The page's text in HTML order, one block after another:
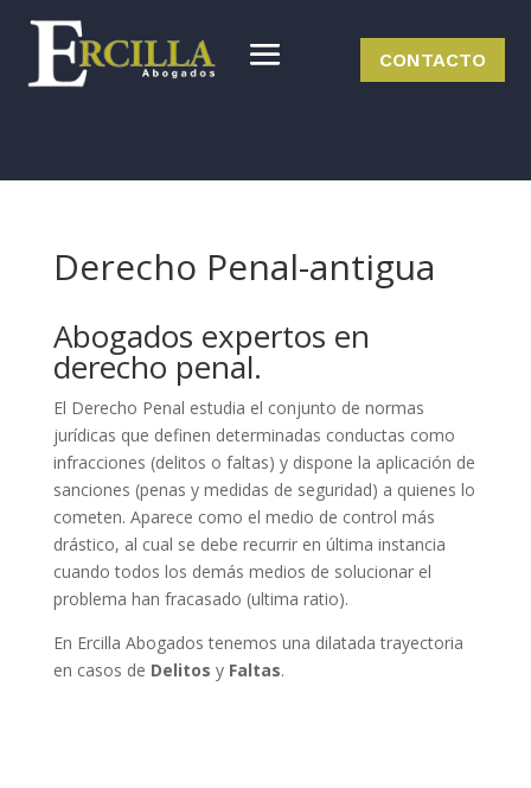
CONTACTO
Derecho Penal-antigua
Abogados expertos en
derecho penal.
El Derecho Penal estudia el conjunto de normas
jurídicas que definen determinadas conductas como
infracciones (delitos o faltas) y dispone la aplicación de
sanciones (penas y medidas de seguridad) a quienes lo
cometen. Aparece como el medio de control más
drástico, al cual se debe recurrir en última instancia
cuando todos los demás medios de solucionar el
problema han fracasado (ultima ratio).
En Ercilla Abogados tenemos una dilatada trayectoria
en casos de Delitos y Faltas.